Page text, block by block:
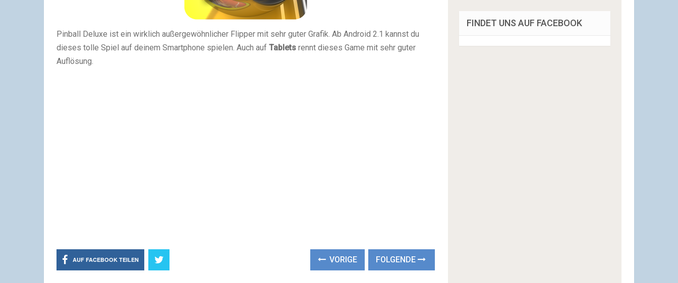
Pinball Deluxe ist ein wirklich außergewöhnlicher Flipper mit sehr guter Grafik. Ab Android 2.1 kannst du
dieses tolle Spiel auf deinem Smartphone spielen. Auch auf Tablets rennt dieses Game mit sehr guter
Auflösung.
AUF FACEBOOK TEILEN VORIGE FOLGENDE
FINDET UNS AUF FACEBOOK